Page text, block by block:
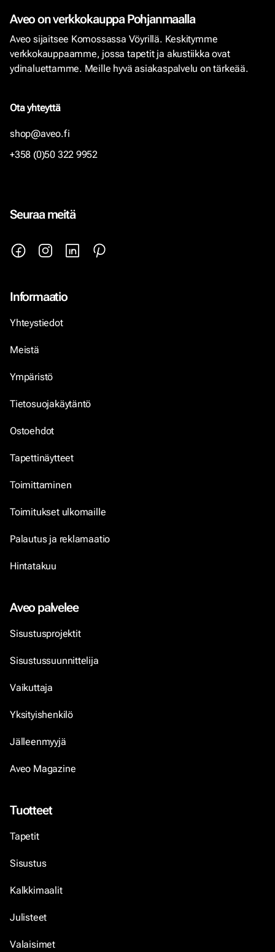
Aveo on verkkokauppa Pohjanmaalla
Aveo sijaitsee Komossassa Vöyrillä. Keskitymme
verkkokauppaamme, jossa tapetit ja akustiikka ovat
ydinaluettamme. Meille hyvä asiakaspalvelu on tärkeää.
Ota yhteyttä
shop@aveo.fi
+358 (0)50 322 9952
Seuraa meitä
Informaatio
Yhteystiedot
Meistä
Ympäristö
Tietosuojakäytäntö
Ostoehdot
Tapettinäytteet
Toimittaminen
Toimitukset ulkomaille
Palautus ja reklamaatio
Hintatakuu
Aveo palvelee
Sisustusprojektit
Sisustussuunnittelija
Vaikuttaja
Yksityishenkilö
Jälleenmyyjä
Aveo Magazine
Tuotteet
Tapetit
Sisustus
Kalkkimaalit
Julisteet
Valaisimet